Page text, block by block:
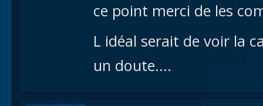
ce point merci de les
L idéal serait de voir la
un doute….